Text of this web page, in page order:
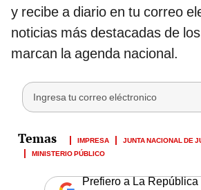
y recibe a diario en tu correo
noticias más destacadas de
marcan la agenda nacional.
IMPRESA JUNTA NACIONAL DE
MINISTERIO PÚBLICO
Prefiero a La República